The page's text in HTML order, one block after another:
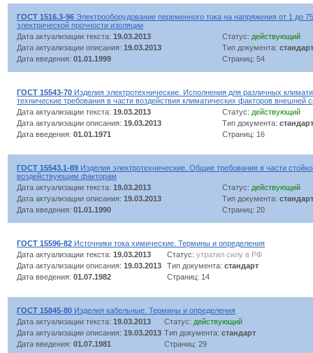
ГОСТ 1516.3-96 Электрооборудование переменного тока на напряжения от 1 до
электрической прочности изоляции
Дата актуализации текста: 19.03.2013 Статус: действующий
Дата актуализации описания: 19.03.2013 Тип документа: стандарт
Дата введения: 01.01.1999 Страниц: 54
ГОСТ 15543-70 Изделия электротехнические. Исполнения для различных
технические требования в части воздействия климатических факторов внешней
Дата актуализации текста: 19.03.2013 Статус: действующий
Дата актуализации описания: 19.03.2013 Тип документа: стандарт
Дата введения: 01.01.1971 Страниц: 16
ГОСТ 15543.1-89 Изделия электротехнические. Общие требования в части
воздействующим факторам
Дата актуализации текста: 19.03.2013 Статус: действующий
Дата актуализации описания: 19.03.2013 Тип документа: стандарт
Дата введения: 01.01.1990 Страниц: 20
ГОСТ 15596-82 Источники тока химические. Термины и определения
Дата актуализации текста: 19.03.2013 Статус: утратил силу в РФ
Дата актуализации описания: 19.03.2013 Тип документа: стандарт
Дата введения: 01.07.1982 Страниц: 14
ГОСТ 15845-80 Изделия кабельные. Термины и определения
Дата актуализации текста: 19.03.2013 Статус: действующий
Дата актуализации описания: 19.03.2013 Тип документа: стандарт
Дата введения: 01.07.1981 Страниц: 29